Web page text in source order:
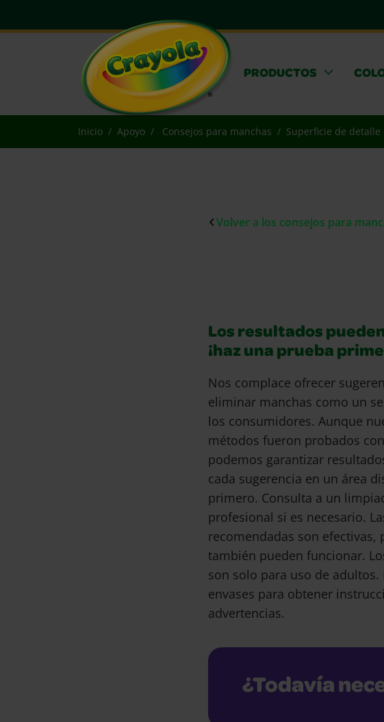
PRODUCTOS
Inicio Apoyo Consejos para manchas Superficie de detalle
Volver a los consejos para
Los resultados
¡haz una prueba
Nos complace ofrecer
eliminar manchas como un
los consumidores. Aunque
métodos fueron probados
podemos garantizar
cada sugerencia en un área
primero. Consulta a un
profesional si es necesario.
recomendadas son efectivas,
también pueden funcionar.
son solo para uso de adultos.
envases para obtener
advertencias.
¿Todavía